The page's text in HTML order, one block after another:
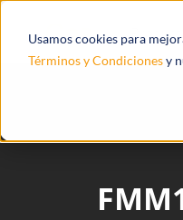
Usamos cookies para
Términos y Condicionesy